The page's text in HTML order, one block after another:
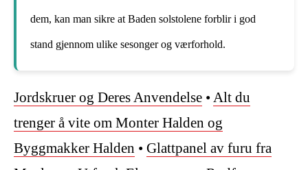
dem, kan man sikre at Baden solstolene forblir i god
stand gjennom ulike sesonger og værforhold.
Jordskruer og Deres Anvendelse • Alt du
trenger å vite om Monter Halden og
Byggmakker Halden • Glattpanel av furu fra